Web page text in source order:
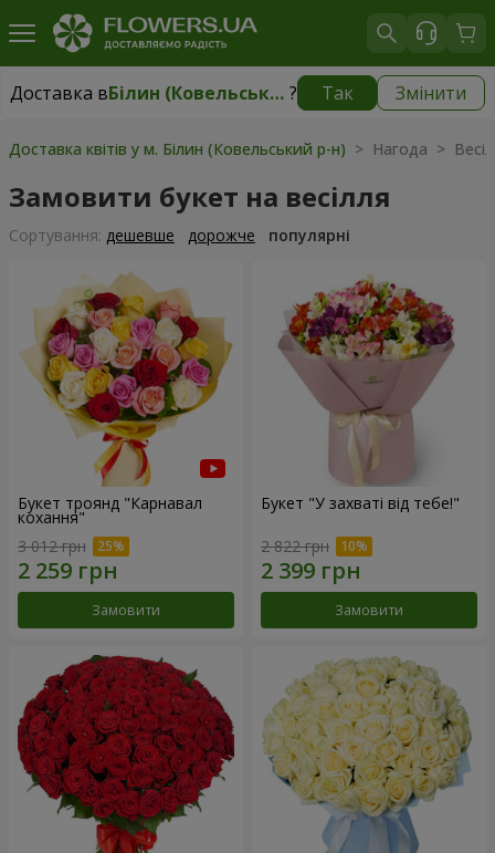
Доставка в Білин (Ковельський р-н) ? Так Змінити
Доставка вБілин (Ковельський р-н)|1175 грн
Доставка квітів у м. Білин (Ковельський р-н) > Нагода >
Замовити букет на весілля
Сортування: дешевше дорожче популярні
Букет троянд "Карнавал
кохання"
3 012 грн
Замовити
Букет "У захваті від тебе!"
2 822 грн
Замовити